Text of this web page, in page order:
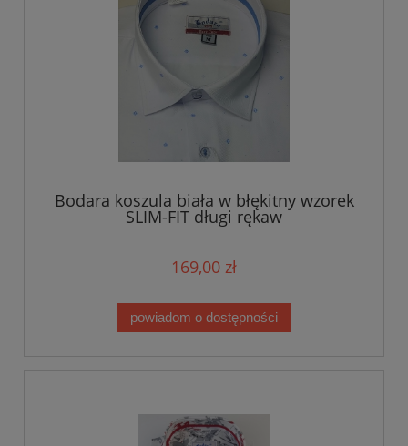
Bodara koszula biała w błękitny wzorek
SLIM-FIT długi rękaw
169,00 zł
powiadom o dostępności